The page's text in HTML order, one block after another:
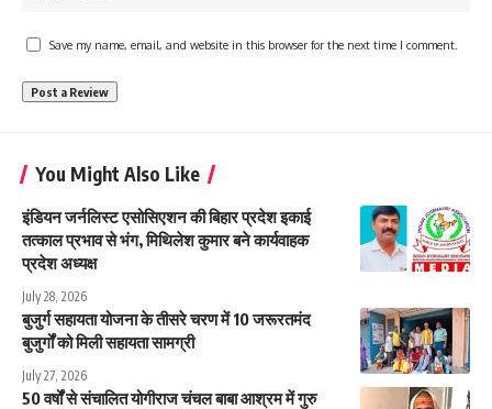
Save my name, email, and website in this browser for the next time I comment.
You Might Also Like
इंडियन जर्नलिस्ट एसोसिएशन की बिहार प्रदेश इकाई
तत्काल प्रभाव से भंग, मिथिलेश कुमार बने कार्यवाहक
प्रदेश अध्यक्ष
July 28, 2026
बुजुर्ग सहायता योजना के तीसरे चरण में 10 जरूरतमंद
बुजुर्गों को मिली सहायता सामग्री
July 27, 2026
50 वर्षों से संचालित योगीराज चंचल बाबा आश्रम में गुरु